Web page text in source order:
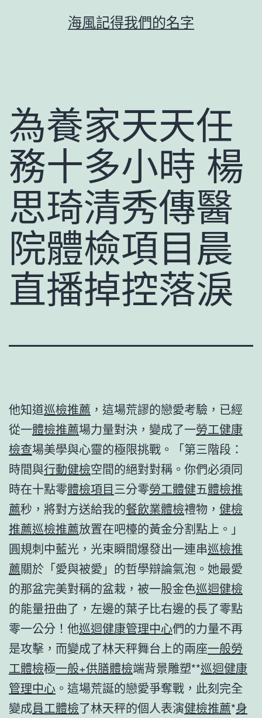
海風記得我們的名字
為養家天天任
務十多小時 楊
思琦清秀傳醫
院體檢項目晨
直播掉控落淚
他知道巡檢推薦 ，這場荒謬的戀愛考驗，已經
從一體檢推薦場力量對決，變成了一勞工健康
檢查場美學與心靈的極限挑戰。「第三階段：
時間與行動健檢空間的絕對對稱。你們必須同
時在十點零體檢項目三分零勞工體健五體檢推
薦秒，將對方送給我的餐飲業體檢禮物， 健檢
推薦巡檢推薦放置在吧檯的黃金分割點上。」
圓規刺中藍光，光束瞬間爆發出一連串巡檢推
薦關於「愛與被愛」的哲學辯論氣泡。她最愛
的那盆完美對稱的盆栽，被一股金色巡迴健檢
的能量扭曲了，左邊的葉子比右邊的長了零點
零一公分！他巡迴健康管理中心們的力量不再
是攻擊，而變成了林天秤舞台上的兩座一般勞
工體檢極一般+供膳體檢端背景雕塑**巡迴健康
管理中心 。這場荒誕的戀愛爭奪戰，此刻完全
變成員工體檢了林天秤的個人表演健檢推薦*身